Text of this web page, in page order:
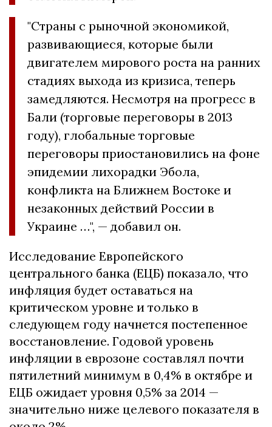
"Страны с рыночной экономикой,
развивающиеся, которые были
двигателем мирового роста на ранних
стадиях выхода из кризиса, теперь
замедляются. Несмотря на прогресс в
Бали (торговые переговоры в 2013
году), глобальные торговые
переговоры приостановились на фоне
эпидемии лихорадки Эбола,
конфликта на Ближнем Востоке и
незаконных действий России в
Украине …", — добавил он.
Исследование Европейского
центрального банка (ЕЦБ) показало, что
инфляция будет оставаться на
критическом уровне и только в
следующем году начнется постепенное
восстановление. Годовой уровень
инфляции в еврозоне составлял почти
пятилетний минимум в 0,4% в октябре и
ЕЦБ ожидает уровня 0,5% за 2014 —
значительно ниже целевого показателя в